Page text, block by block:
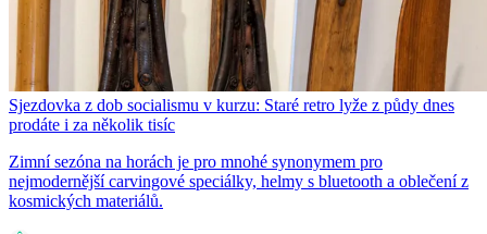
Sjezdovka z dob socialismu v kurzu: Staré retro lyže z půdy dnes
prodáte i za několik tisíc
Zimní sezóna na horách je pro mnohé synonymem pro
nejmodernější carvingové speciálky, helmy s bluetooth a oblečení z
kosmických materiálů.